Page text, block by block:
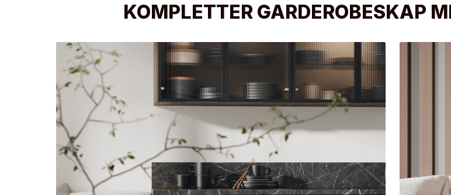
KOMPLETTER GARDEROBESKAP